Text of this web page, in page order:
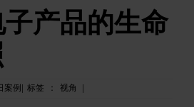
我的账户
中文 (简体)
子产品的生命
案例| 标签 ： 视角